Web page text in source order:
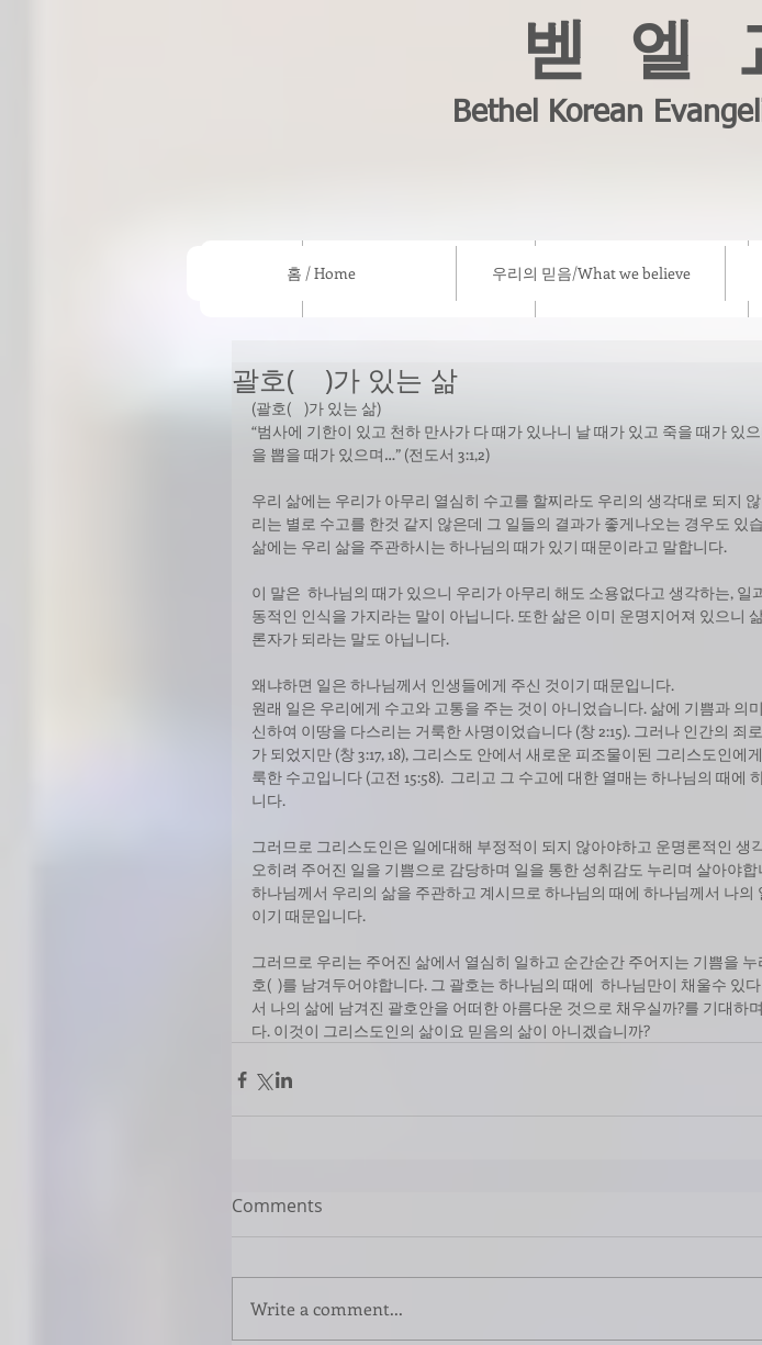
벧 엘
Bethel Korean
우리의 믿음/What we believe 설교 / Sermon Recordings
홈 / Home 우리의 믿음/What we believe
괄호( )가 있는 삶
(괄호(    )가 있는 삶)
“범사에 기한이 있고 천하 만사가 다 때가 있나니 날 때가 있고 죽을 때가 있
을 뽑을 때가 있으며…” (전도서 3:1,2)
우리 삶에는 우리가 아무리 열심히 수고를 할찌라도 우리의 생각대로 되지
리는 별로 수고를 한것 같지 않은데 그 일들의 결과가 좋게나오는 경우도 있
삶에는 우리 삶을 주관하시는 하나님의 때가 있기 때문이라고 말합니다.
이 말은  하나님의 때가 있으니 우리가 아무리 해도 소용없다고 생각하는, 일
동적인 인식을 가지라는 말이 아닙니다. 또한 삶은 이미 운명지어져 있으니
론자가 되라는 말도 아닙니다.
왜냐하면 일은 하나님께서 인생들에게 주신 것이기 때문입니다.
원래 일은 우리에게 수고와 고통을 주는 것이 아니었습니다. 삶에 기쁨과 의
신하여 이땅을 다스리는 거룩한 사명이었습니다 (창 2:15). 그러나 인간의 죄
가 되었지만 (창 3:17, 18), 그리스도 안에서 새로운 피조물이된 그리스도인에
룩한 수고입니다 (고전 15:58).  그리고 그 수고에 대한 열매는 하나님의 때에
니다.
그러므로 그리스도인은 일에대해 부정적이 되지 않아야하고 운명론적인 생
오히려 주어진 일을 기쁨으로 감당하며 일을 통한 성취감도 누리며 살아야합
하나님께서 우리의 삶을 주관하고 계시므로 하나님의 때에 하나님께서 나의
이기 때문입니다.
그러므로 우리는 주어진 삶에서 열심히 일하고 순간순간 주어지는 기쁨을
호(  )를 남겨두어야합니다. 그 괄호는 하나님의 때에  하나님만이 채울수 있
서 나의 삶에 남겨진 괄호안을 어떠한 아름다운 것으로 채우실까?를 기대하
다. 이것이 그리스도인의 삶이요 믿음의 삶이 아니겠습니까?
Comments
Write a comment...